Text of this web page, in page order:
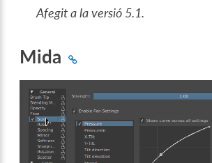
Afegit a la versió 5.1.
Mida